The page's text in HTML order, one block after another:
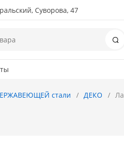
Суворова, 47
стали ДЕКО